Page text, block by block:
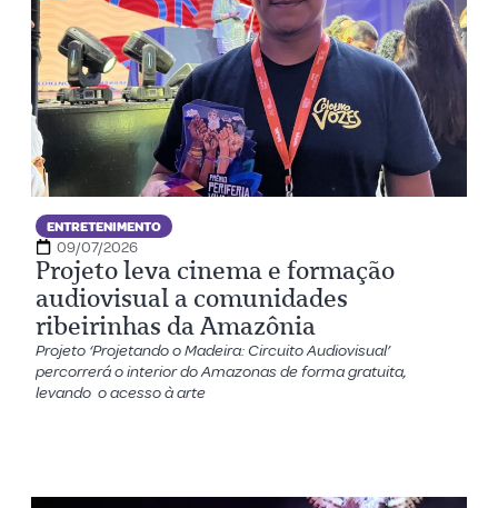
ENTRETENIMENTO
09/07/2026
Projeto leva cinema e formação
audiovisual a comunidades
ribeirinhas da Amazônia
Projeto ‘Projetando o Madeira: Circuito Audiovisual’
percorrerá o interior do Amazonas de forma gratuita,
levando o acesso à arte